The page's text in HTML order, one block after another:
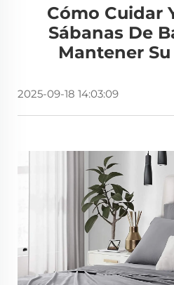
Cómo Cuidar
Sábanas De
Mantener
2025-09-18 14:03:09